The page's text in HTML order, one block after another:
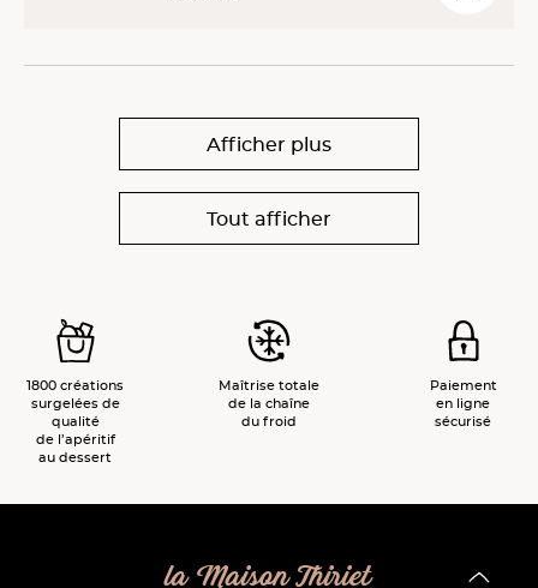
Afficher plus
Tout afficher
1800 créations
surgelées de
qualité
de l’apéritif
au dessert
Maîtrise totale
de la chaîne
du froid
Paiement
en ligne
sécurisé
la Maison Thiriet